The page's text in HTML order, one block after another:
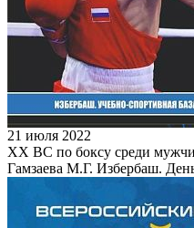
21 июля 2022
XX ВС по боксу среди
Гамзаева М.Г. Избербаш.